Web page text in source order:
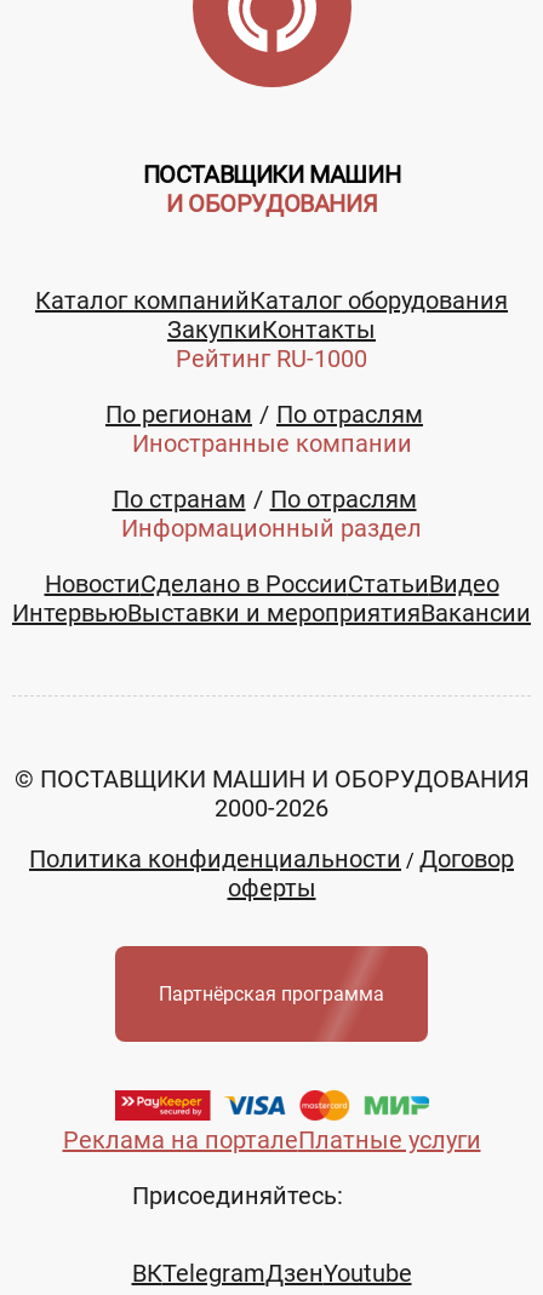
ПОСТАВЩИКИ МАШИН
И ОБОРУДОВАНИЯ
Каталог компанийКаталог оборудования
ЗакупкиКонтакты
Рейтинг RU-1000
По регионам
По отраслям
Иностранные компании
По странам
По отраслям
Информационный раздел
НовостиСделано в РоссииСтатьиВидео
ИнтервьюВыставки и мероприятияВакансии
Реклама на порталеПлатные услуги
© ПОСТАВЩИКИ МАШИН И ОБОРУДОВАНИЯ
2000-2026
Политика конфиденциальности / Договор
оферты
Партнёрская программа
Присоединяйтесь:
ВКTelegramДзенYoutube